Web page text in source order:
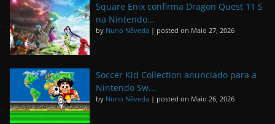
Square Enix confirma Dragon Quest 11 S
na Nintendo...
by Nuno Nêveda | posted on Maio 27, 2026
Soccer Kid Collection anunciado para a
Nintendo Sw...
by Nuno Nêveda | posted on Maio 26, 2026